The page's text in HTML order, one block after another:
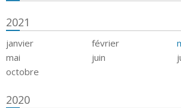
2021
janvier février
mai
juin
octobre
2020